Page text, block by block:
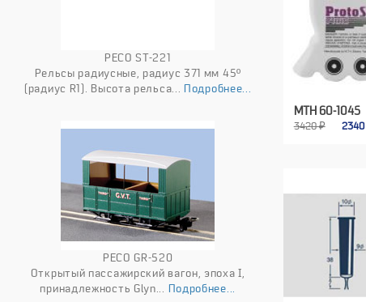
PECO ST-221
Рельсы радиусные, радиус 371 мм 45º
(радиус R1). Высота рельса...Подробнее...
PECO GR-520
Открытый пассажирский вагон, эпоха I,
принадлежность Glyn... Подробнее...
MTH 60-1045
3420 ₽ 2340